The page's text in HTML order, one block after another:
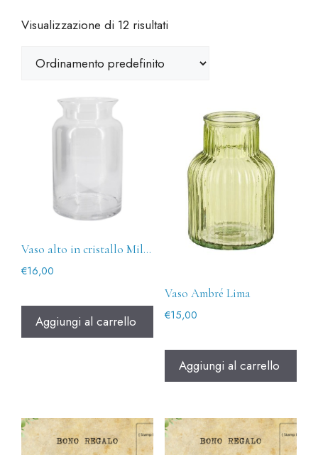
Visualizzazione di 12 risultati
Vaso alto in cristallo Milkjar
€16,00
Aggiungi al carrello
Vaso Ambré Lima
€15,00
Aggiungi al carrello